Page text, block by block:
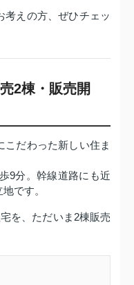
考えの方、ぜひチェッ
2棟・販売開
こだわった新しい住ま
9分。幹線道路にも近
です。
を、ただいま2棟販売